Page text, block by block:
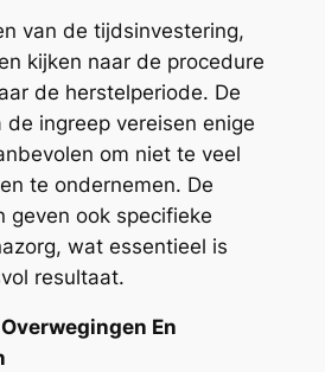
van de tijdsinvestering,
kijken naar de procedure
de herstelperiode. De
ingreep vereisen enige
om niet te veel
te ondernemen. De
geven ook specifieke
wat essentieel is
resultaat.
En